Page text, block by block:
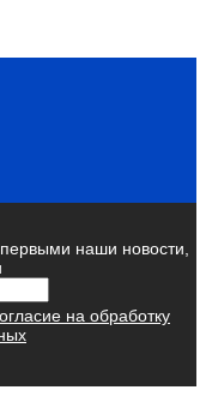
наши новости,
на обработку